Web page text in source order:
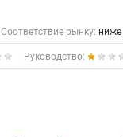
Соответствие рынку:
Руководство: